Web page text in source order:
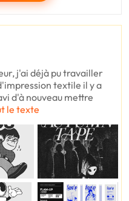
j'ai déjà pu travailler
textile il y a
d'à nouveau mettre
le texte